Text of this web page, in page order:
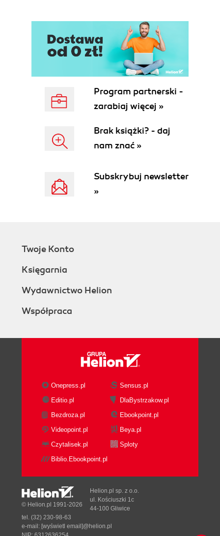
Program partnerski -
zarabiaj więcej »
Brak książki? - daj
nam znać »
Subskrybuj newsletter
»
Twoje Konto
Księgarnia
Wydawnictwo Helion
Współpraca
Onepress.pl
Sensus.pl
Editio.pl
DlaBystrzakow.pl
Bezdroza.pl
Ebookpoint.pl
Videopoint.pl
Beya.pl
Czytalisek.pl
Sploty
Biblio.Ebookpoint.pl
© Helion.pl 1991-2026
Helion.pl sp. z o.o.
ul. Kościuszki 1c
44-100 Gliwice
tel. (32) 230-98-63
e-mail: [wyświetl email]@helion.pl